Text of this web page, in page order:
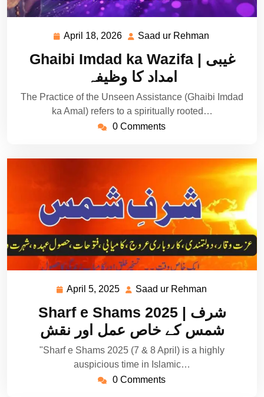
April 18, 2026 April
2026
Saad ur Rehman
Rehman
Ghaibi Imdad ka Wazifa | غیبی
امداد کا وظیفہ
The Practice of the Unseen Assistance (Ghaibi Imdad
ka Amal) refers to a spiritually rooted…
0 Comments
April 5, 2025 April
2025
Saad ur Rehman
Rehman
Sharf e Shams 2025 | شرف
شمس کے خاص عمل اور نقش
"Sharf e Shams 2025 (7 & 8 April) is a highly
auspicious time in Islamic…
0 Comments